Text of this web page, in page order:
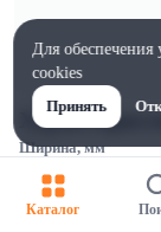
Ширина, мм
Высота, мм
Каталог
Для обеспечения
cookies
Принять